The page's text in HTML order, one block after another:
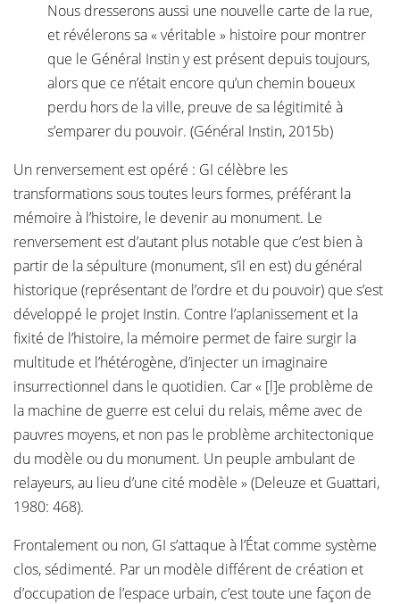
Nous dresserons aussi une nouvelle carte de la rue,
et révélerons sa « véritable » histoire pour montrer
que le Général Instin y est présent depuis toujours,
alors que ce n’était encore qu’un chemin boueux
perdu hors de la ville, preuve de sa légitimité à
s’emparer du pouvoir. (Général Instin, 2015b)
Un renversement est opéré : GI célèbre les
transformations sous toutes leurs formes, préférant la
mémoire à l’histoire, le devenir au monument. Le
renversement est d’autant plus notable que c’est bien à
partir de la sépulture (monument, s’il en est) du général
historique (représentant de l’ordre et du pouvoir) que s’est
développé le projet Instin. Contre l’aplanissement et la
fixité de l’histoire, la mémoire permet de faire surgir la
multitude et l’hétérogène, d’injecter un imaginaire
insurrectionnel dans le quotidien. Car « [l]e problème de
la machine de guerre est celui du relais, même avec de
pauvres moyens, et non pas le problème architectonique
du modèle ou du monument. Un peuple ambulant de
relayeurs, au lieu d’une cité modèle » (Deleuze et Guattari,
1980: 468).
Frontalement ou non, GI s’attaque à l’État comme système
clos, sédimenté. Par un modèle différent de création et
d’occupation de l’espace urbain, c’est toute une façon de